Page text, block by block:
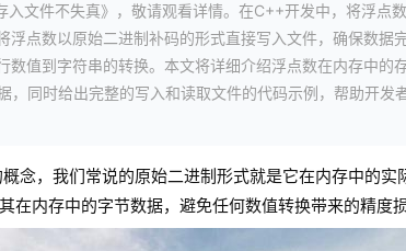
文件不失真》，敬请观看详情。在C++开发中，将浮点
点数以原始二进制补码的形式直接写入文件，确保数据完
值到字符串的转换。本文将详细介绍浮点数在内存中的
同时给出完整的写入和读取文件的代码示例，帮助开发
，我们常说的原始二进制形式就是它在内存中的实
内存中的字节数据，避免任何数值转换带来的精度损